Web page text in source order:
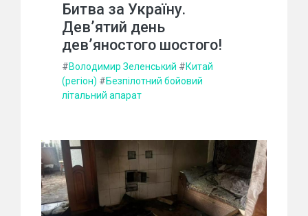
Битва за Україну.
Дев’ятий день
дев’яностого шостого!
#Володимир Зеленський #Китай
(регіон) #Безпілотний бойовий
літальний апарат